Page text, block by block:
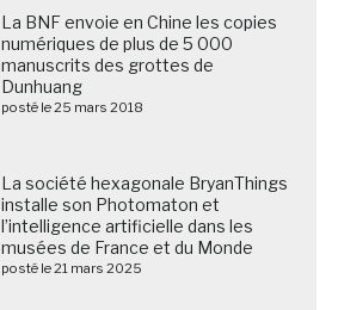
La BNF envoie en Chine les copies
numériques de plus de 5 000
manuscrits des grottes de
Dunhuang
posté le 25 mars 2018
La société hexagonale BryanThings
installe son Photomaton et
l’intelligence artificielle dans les
musées de France et du Monde
posté le 21 mars 2025